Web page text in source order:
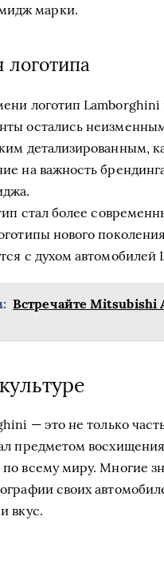
марки.
логотип
остались
детализированным,
на важность
стал более
нового
с духом автомобилей
Встречайте Mitsubishi
— это не только
предметом
по всему миру. Многие
своих
вкус.